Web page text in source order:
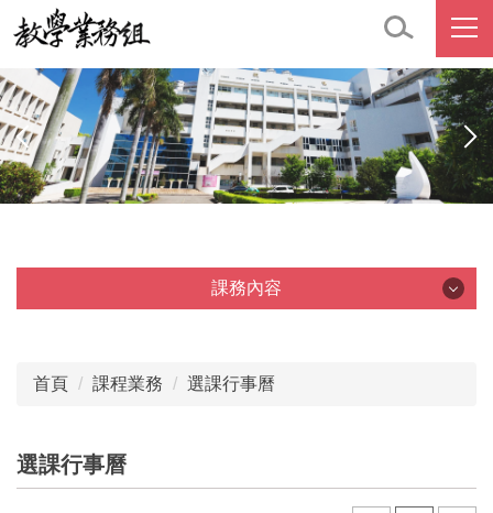
跳
到
要
內
容
區
課務內容
選課
修課
首頁 課程業務 選課行事曆
選課行事曆